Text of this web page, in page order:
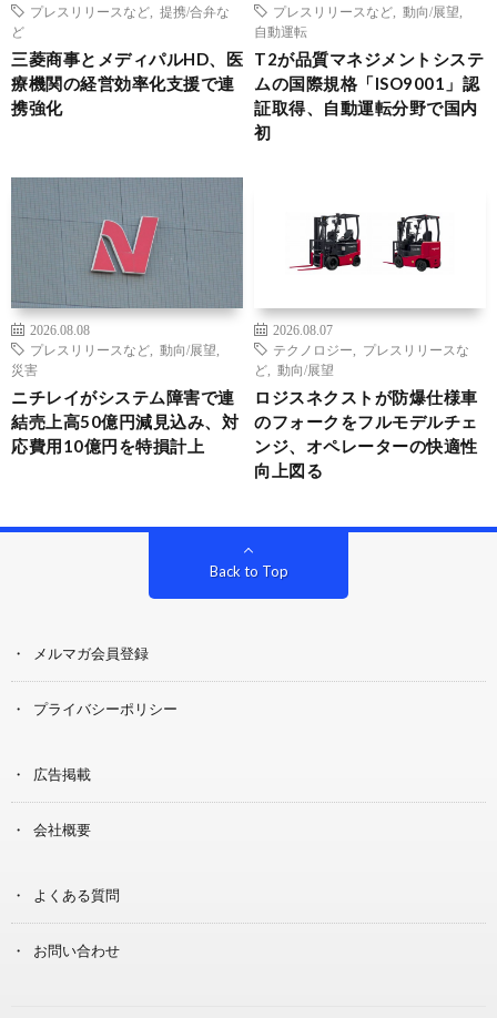
プレスリリースなど
提携/合弁な
ど
三菱商事とメディパルHD、医
療機関の経営効率化支援で連
携強化
プレスリリースなど
動向/展望
自動運転
T2が品質マネジメントシステ
ムの国際規格「ISO9001」認
証取得、自動運転分野で国内
初
2026.08.08
プレスリリースなど
動向/展望
災害
ニチレイがシステム障害で連
結売上高50億円減見込み、対
応費用10億円を特損計上
2026.08.07
テクノロジー
プレスリリースな
ど
動向/展望
ロジスネクストが防爆仕様車
のフォークをフルモデルチェ
ンジ、オペレーターの快適性
向上図る
Back to Top
メルマガ会員登録
プライバシーポリシー
広告掲載
会社概要
よくある質問
お問い合わせ